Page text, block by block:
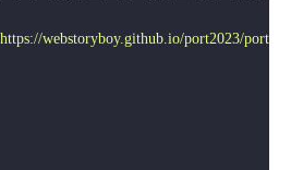
webstoryboy.github.io/port2023/